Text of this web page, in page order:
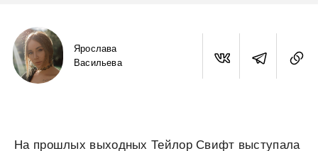
Ярослава
Васильева
На прошлых выходных Тейлор Свифт выступала